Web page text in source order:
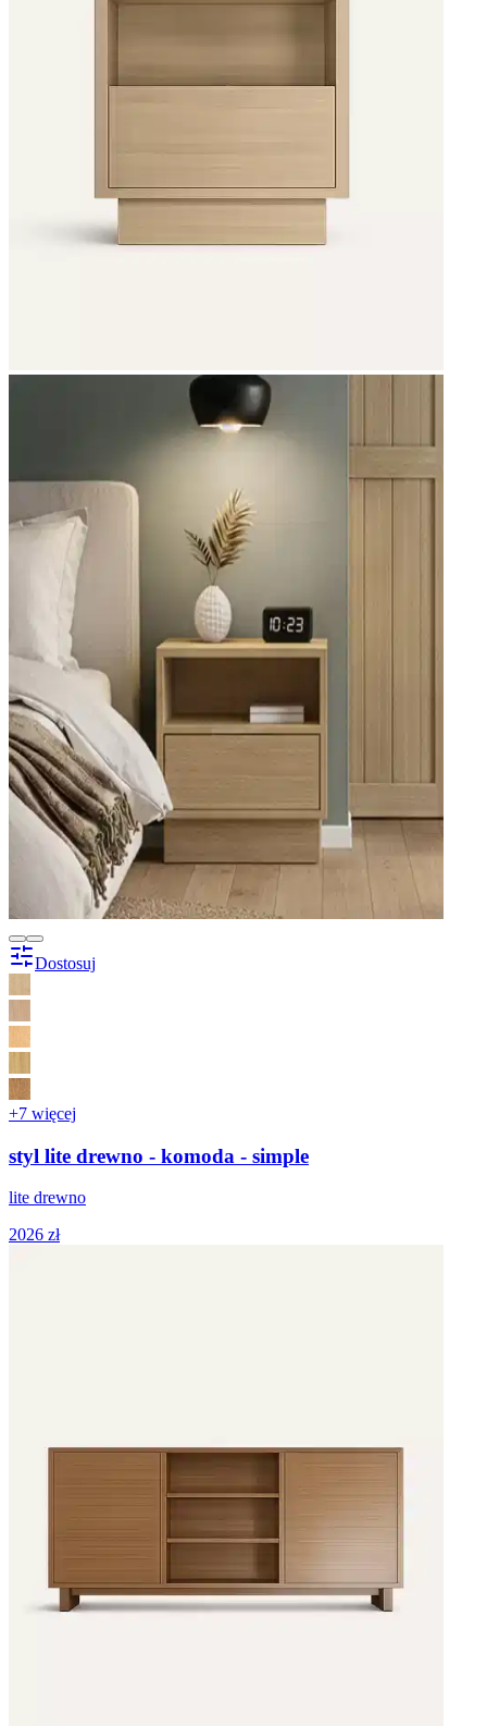
Dostosuj
+7 więcej
styl lite drewno - komoda - simple
lite drewno
2026 zł